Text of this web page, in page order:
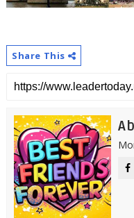
Share This